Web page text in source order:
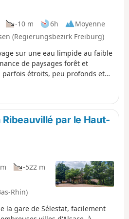
-10 m 6h
Moyenne
(Regierungsbezirk Freiburg)
sur une eau limpide au faible
de paysages forêt et
parfois étroits, peu profonds et
petit gabarit.
Ribeauvillé par le Haut-
-522 m
Rhin)
la gare de Sélestat, facilement